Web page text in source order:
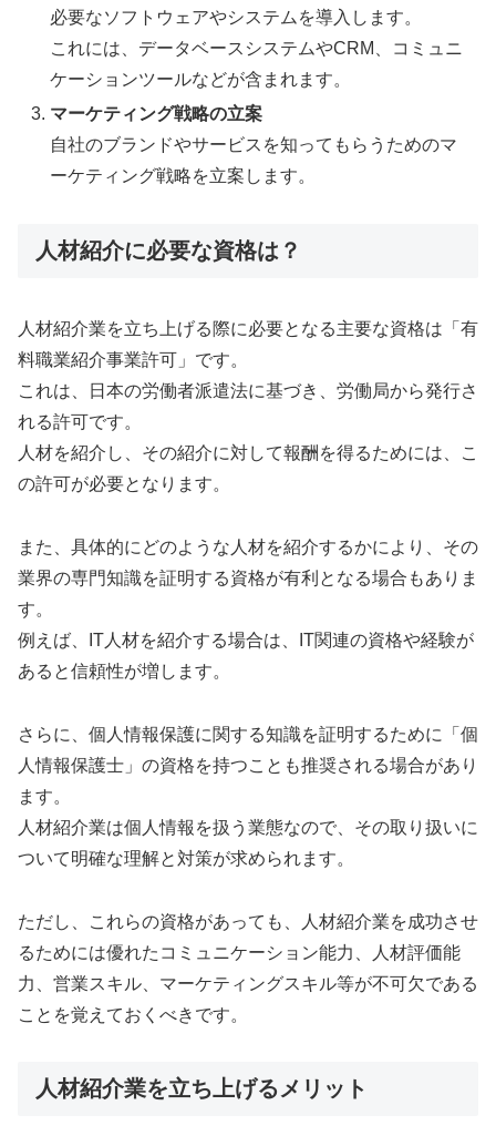
必要なソフトウェアやシステムを導入します。
これには、データベースシステムやCRM、コミュニ
ケーションツールなどが含まれます。
マーケティング戦略の立案
自社のブランドやサービスを知ってもらうためのマ
ーケティング戦略を立案します。
人材紹介に必要な資格は？
人材紹介業を立ち上げる際に必要となる主要な資格は「有
料職業紹介事業許可」です。
これは、日本の労働者派遣法に基づき、労働局から発行さ
れる許可です。
人材を紹介し、その紹介に対して報酬を得るためには、こ
の許可が必要となります。
また、具体的にどのような人材を紹介するかにより、その
業界の専門知識を証明する資格が有利となる場合もありま
す。
例えば、IT人材を紹介する場合は、IT関連の資格や経験が
あると信頼性が増します。
さらに、個人情報保護に関する知識を証明するために「個
人情報保護士」の資格を持つことも推奨される場合があり
ます。
人材紹介業は個人情報を扱う業態なので、その取り扱いに
ついて明確な理解と対策が求められます。
ただし、これらの資格があっても、人材紹介業を成功させ
るためには優れたコミュニケーション能力、人材評価能
力、営業スキル、マーケティングスキル等が不可欠である
ことを覚えておくべきです。
人材紹介業を立ち上げるメリット